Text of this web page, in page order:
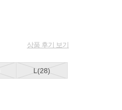
상품 후기 보기
L(28)